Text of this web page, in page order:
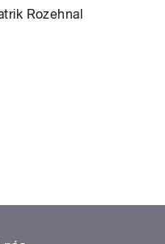
Rozehnal